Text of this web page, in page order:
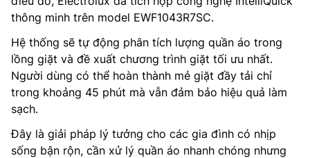
thông minh trên model EWF1043R7SC.
Hệ thống sẽ tự động phân tích lượng quần áo trong
lồng giặt và đề xuất chương trình giặt tối ưu nhất.
Người dùng có thể hoàn thành mẻ giặt đầy tải chỉ
trong khoảng 45 phút mà vẫn đảm bảo hiệu quả làm
sạch.
Đây là giải pháp lý tưởng cho các gia đình có nhịp
sống bận rộn, cần xử lý quần áo nhanh chóng nhưng